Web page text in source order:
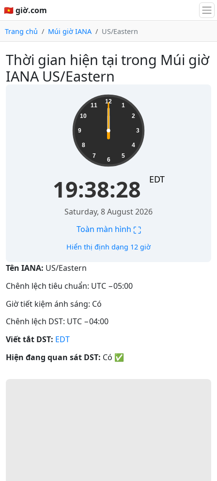
🇻🇳 giờ.com
Trang chủ Múi giờ IANA US/Eastern
Thời gian hiện tại trong Múi giờ
IANA US/Eastern
12
1
2
3
4
5
6
7
8
9
10
11
19:38:28 EDT
Saturday, 8 August 2026
Toàn màn hình ⛶
Hiển thị định dạng 12 giờ
Tên IANA: US/Eastern
Chênh lệch tiêu chuẩn: UTC −05:00
Giờ tiết kiệm ánh sáng: Có
Chênh lệch DST: UTC −04:00
Viết tắt DST: EDT
Hiện đang quan sát DST: Có ✅